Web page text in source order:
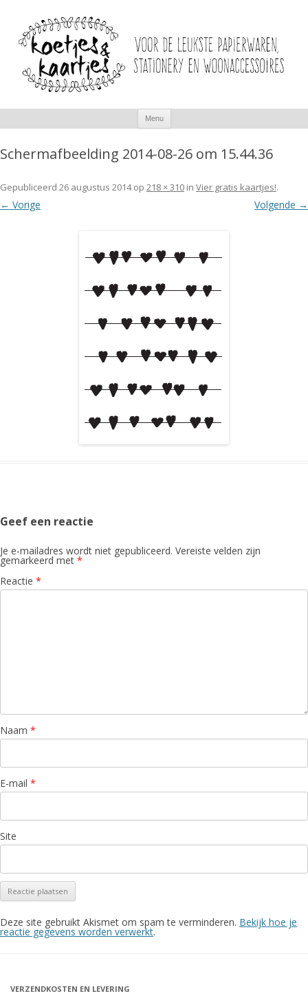
Menu
inhoud
Schermafbeelding 2014-08-26 om 15.44.36
Gepubliceerd 26 augustus 2014op 218 × 310 in Vier gratis kaartjes!.
← Vorige Volgende →
Geef een reactie
Je e-mailadres wordt niet gepubliceerd. Vereiste velden zijn
gemarkeerd met *
Reactie *
Naam *
E-mail *
Site
Deze site gebruikt Akismet om spam te verminderen. Bekijk hoe je
reactie gegevens worden verwerkt.
VERZENDKOSTEN EN LEVERING